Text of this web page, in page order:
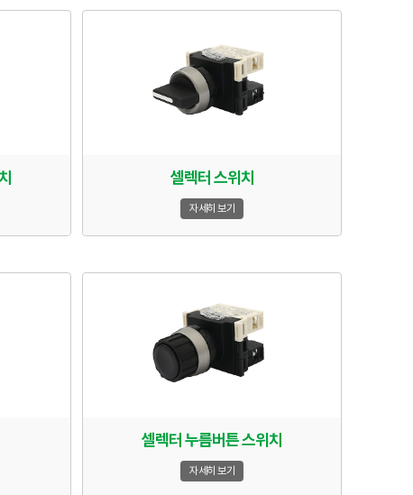
셀렉터 스위치
자세히 보기
셀렉터 누름버튼 스위치
자세히 보기